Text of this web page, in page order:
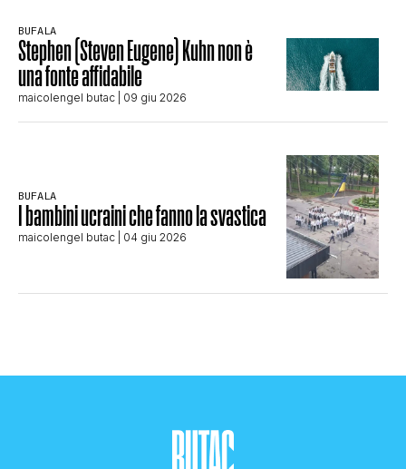
BUFALA
Stephen (Steven Eugene) Kuhn non è
una fonte affidabile
maicolengel butac | 09 giu 2026
BUFALA
I bambini ucraini che fanno la svastica
maicolengel butac | 04 giu 2026